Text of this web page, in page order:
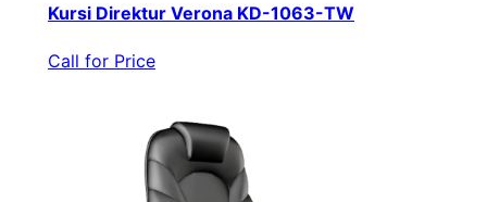
Kursi Direktur Verona KD-1063-TW
Call for Price